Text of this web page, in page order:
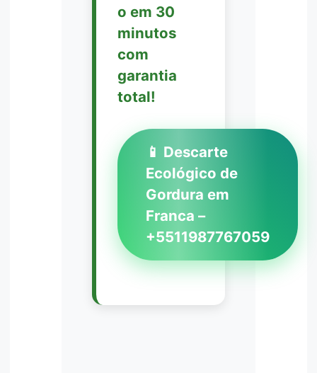
o em 30
minutos
com
garantia
total!
📱 Descarte
Ecológico de
Gordura em
Franca –
+5511987767059